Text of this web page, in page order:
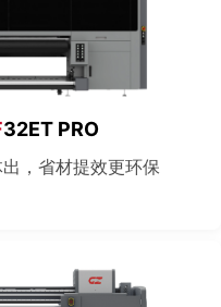
32ET PRO
，省材提效更环保